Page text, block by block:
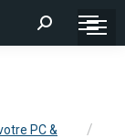
Recherche
PC &